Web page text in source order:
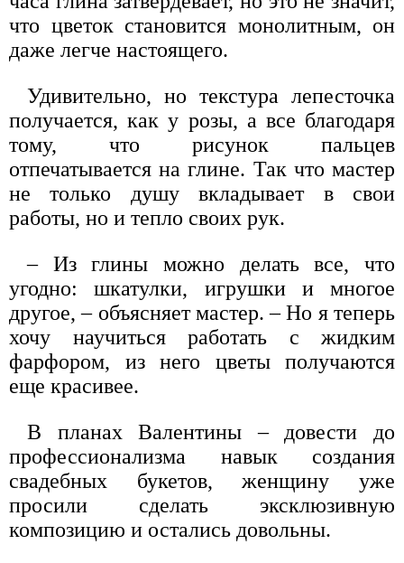
что цветок становится монолитным, он
даже легче настоящего.
Удивительно, но текстура лепесточка
получается, как у розы, а все благодаря
тому, что рисунок пальцев
отпечатывается на глине. Так что мастер
не только душу вкладывает в свои
работы, но и тепло своих рук.
– Из глины можно делать все, что
угодно: шкатулки, игрушки и многое
другое, – объясняет мастер. ­– Но я теперь
хочу научиться работать с жидким
фарфором, из него цветы получаются
еще красивее.
В планах Валентины – довести до
профессионализма навык создания
свадебных букетов, женщину уже
просили сделать эксклюзивную
композицию и остались довольны.